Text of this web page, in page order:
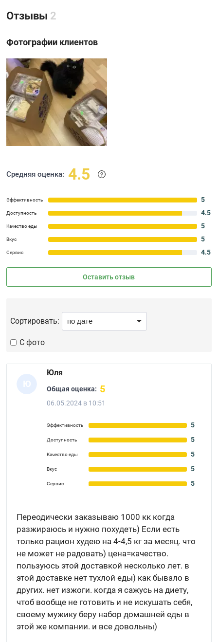
Отзывы 2
Фотографии клиентов
Средняя оценка: 4.5
Эффективность 5
Доступность 4.5
Качество еды 5
Вкус 5
Сервис 4.5
Оставить отзыв
С фото
Сортировать:
Ю
Юля
Общая оценка: 5
06.05.2024 в 10:51
Эффективность 5
Доступность 5
Качество еды 5
Вкус 5
Сервис 5
Переодически заказываю 1000 кк когда
разжираюсь и нужно похудеть) Если есть
только рацион худею на 4-4,5 кг за месяц. что
не может не радовать) цена=качество.
пользуюсь этой доставкой несколько лет. в
этой доставке нет тухлой еды) как бывало в
других. нет изжоги. когда я сажусь на диету,
чтоб вообще не готовить и не искушать себя,
своему мужику беру набор домашней еды в
этой же компании. и все довольны)